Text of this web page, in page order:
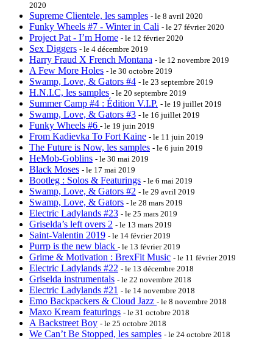
2020
Supreme Clientele, les samples - le 8 avril 2020
Funky Wheels #7 - Winter in Cali - le 27 février 2020
Project Pat - I’m Home - le 12 février 2020
Sex Diggers - le 4 décembre 2019
Harry Fraud X French Montana - le 12 novembre 2019
A Few More Holes - le 30 octobre 2019
Swamp, Love, & Gators #4 - le 23 septembre 2019
H.N.I.C, les samples - le 20 septembre 2019
Summer Camp #4 : Édition V.I.P. - le 19 juillet 2019
Swamp, Love, & Gators #3 - le 16 juillet 2019
Funky Wheels #6 - le 19 juin 2019
From Kadievka To Fort Kaine - le 11 juin 2019
The Future is Now, les samples - le 6 juin 2019
HeMob-Goblins - le 30 mai 2019
Black Moses - le 17 mai 2019
Bootleg : Solos & Featurings - le 6 mai 2019
Swamp, Love, & Gators #2 - le 29 avril 2019
Swamp, Love, & Gators - le 28 mars 2019
Electric Ladylands #23 - le 25 mars 2019
Griselda’s left overs 2 - le 13 mars 2019
Saint-Valentin 2019 - le 14 février 2019
Purrp is the new black - le 13 février 2019
Grime & Motivation : BrexFit Music - le 11 février 2019
Electric Ladylands #22 - le 13 décembre 2018
Griselda instrumentals - le 22 novembre 2018
Electric Ladylands #21 - le 14 novembre 2018
Emo Backpackers & Cloud Jazz - le 8 novembre 2018
Maxo Kream featurings - le 31 octobre 2018
A Backstreet Boy - le 25 octobre 2018
We Can’t Be Stopped, les samples - le 24 octobre 2018